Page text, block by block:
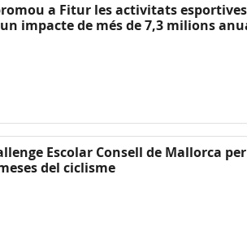
a Fitur les activitats
impacte de més de 7,3 milions
Escolar Consell de Mallorca
del ciclisme